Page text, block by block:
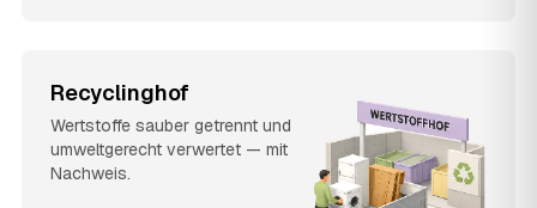
Recyclinghof
Wertstoffe sauber getrennt und
umweltgerecht verwertet — mit
Nachweis.